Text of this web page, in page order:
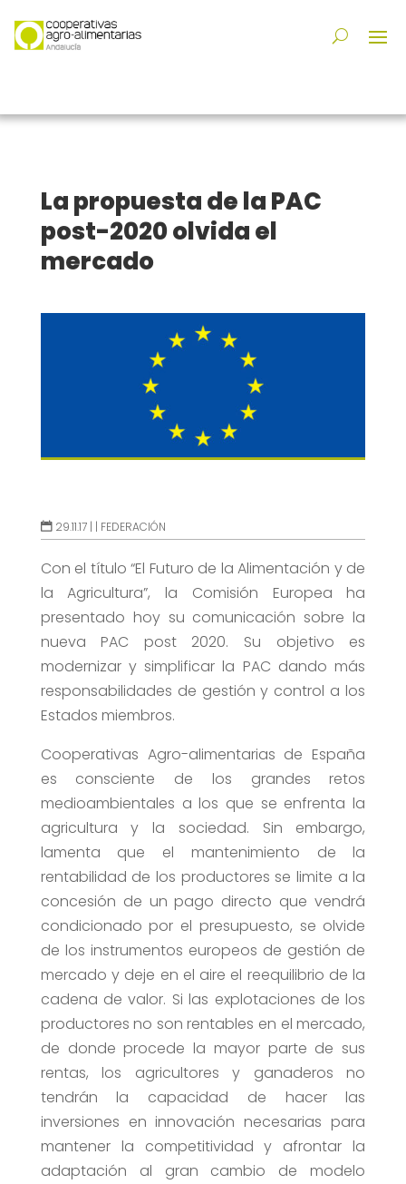
La propuesta de la PAC
post-2020 olvida el
mercado
29.11.17 | | FEDERACIÓN
Con el título “El Futuro de la Alimentación y de
la Agricultura”, la Comisión Europea ha
presentado hoy su comunicación sobre la
nueva PAC post 2020. Su objetivo es
modernizar y simplificar la PAC dando más
responsabilidades de gestión y control a los
Estados miembros.
Cooperativas Agro-alimentarias de España
es consciente de los grandes retos
medioambientales a los que se enfrenta la
agricultura y la sociedad. Sin embargo,
lamenta que el mantenimiento de la
rentabilidad de los productores se limite a la
concesión de un pago directo que vendrá
condicionado por el presupuesto, se olvide
de los instrumentos europeos de gestión de
mercado y deje en el aire el reequilibrio de la
cadena de valor. Si las explotaciones de los
productores no son rentables en el mercado,
de donde procede la mayor parte de sus
rentas, los agricultores y ganaderos no
tendrán la capacidad de hacer las
inversiones en innovación necesarias para
mantener la competitividad y afrontar la
adaptación al gran cambio de modelo